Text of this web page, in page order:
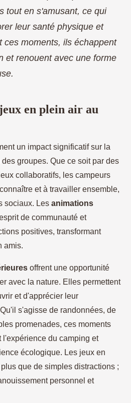
tout en s'amusant, ce qui
leur santé physique et
ces moments, ils échappent
et renouent avec une forme
en plein air au
un impact significatif sur la
groupes. Que ce soit par des
collaboratifs, les campeurs
et à travailler ensemble,
sociaux. Les animations
de communauté et
positives, transformant
amis.
offrent une opportunité
avec la nature. Elles permettent
et d'apprécier leur
s'agisse de randonnées, de
promenades, ces moments
du camping et
écologique. Les jeux en
que de simples distractions ;
personnel et